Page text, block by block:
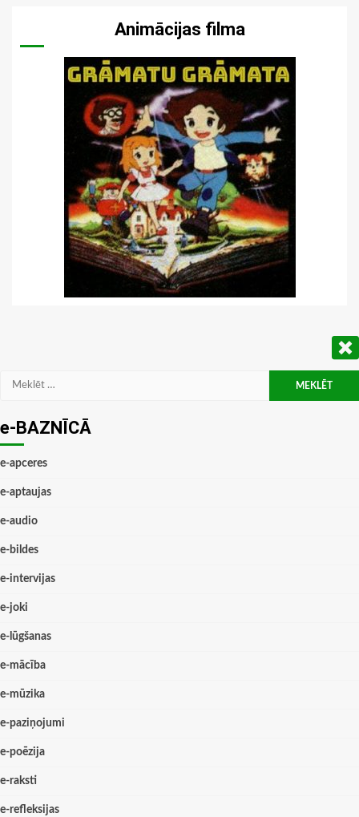
Animācijas filma
Meklēt:
e-BAZNĪCĀ
e-apceres
e-aptaujas
e-audio
e-bildes
e-intervijas
e-joki
e-lūgšanas
e-mācība
e-mūzika
e-paziņojumi
e-poēzija
e-raksti
e-refleksijas